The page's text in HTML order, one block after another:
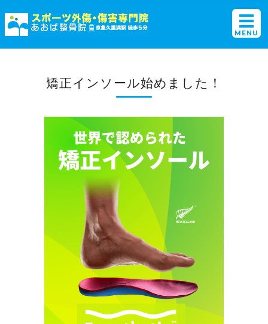
横須賀初のスポーツ
MENU
選ばれる理由
施術メニュー
アクセス・店舗概要
ご予約・お問い合わせ
矯正インソール始めました！